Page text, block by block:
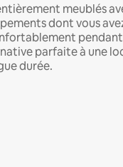
meublés
dont vous
pendant
parfaite à une
durée.